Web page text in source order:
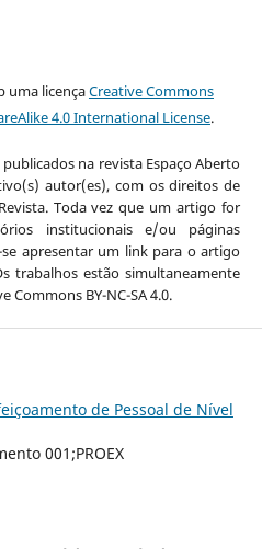
uma licençaCreative Commons
4.0 International License.
na revista Espaço Aberto
autor(es), com os direitos de
Toda vez que um artigo for
institucionais e/ou páginas
apresentar um link para o artigo
trabalhos estão simultaneamente
Commons BY-NC-SA 4.0.
de Pessoal de Nível
001;PROEX